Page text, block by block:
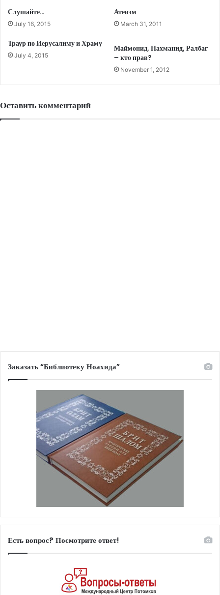
Слушайте…
July 16, 2015
Атеизм
March 31, 2011
Траур по Иерусалиму и Храму
July 4, 2015
Маймонид, Нахманид, Ралбаг
– кто прав?
November 1, 2012
Оставить комментарий
Заказать “Библиотеку Ноахида”
Есть вопрос? Посмотрите ответ!